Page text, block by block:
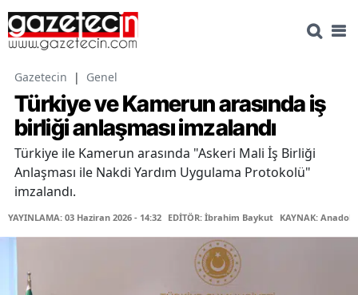
Gazetecin | Genel
Türkiye ve Kamerun arasında iş
birliği anlaşması imzalandı
Türkiye ile Kamerun arasında "Askeri Mali İş Birliği
Anlaşması ile Nakdi Yardım Uygulama Protokolü"
imzalandı.
YAYINLAMA: 03 Haziran 2026 - 14:32 EDİTÖR: İbrahim Baykut KAYNAK: